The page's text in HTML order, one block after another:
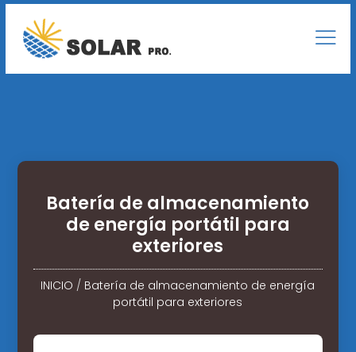
Batería de almacenamiento
de energía portátil para
exteriores
INICIO / Batería de almacenamiento de energía
portátil para exteriores